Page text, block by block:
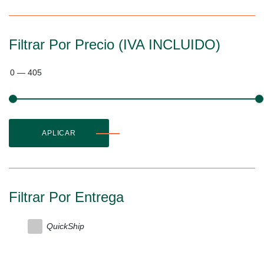
Filtrar Por Precio (IVA INCLUIDO)
0 — 405
APLICAR
Filtrar Por Entrega
QuickShip